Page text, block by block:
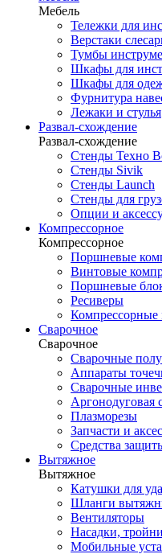
Мебель
Тележки для
Верстаки
Тумбы
Шкафы для
Шкафы для
Фурнитура
Лежаки и стулья
Развал-схождение
Развал-схождение
Стенды Техно
Стенды Sivik
Стенды Launch
Стенды для
Опции и
Компрессорное
Компрессорное
Поршневые
Винтовые
Поршневые
Ресиверы
Компрессорные
Сварочное
Сварочное
Сварочные
Аппараты
Сварочные
Аргонодуговая
Плазморезы
Запчасти и
Средства
Вытяжное
Вытяжное
Катушки для
Шланги
Вентиляторы
Насадки,
Мобильные